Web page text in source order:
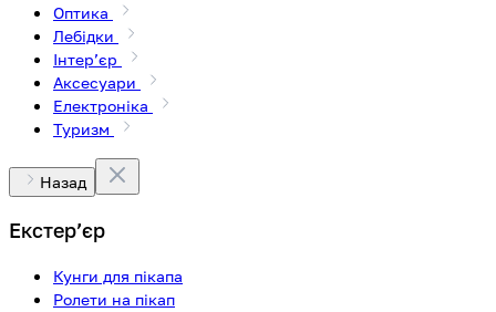
Оптика
Лебідки
Інтерʼєр
Аксесуари
Електроніка
Туризм
Назад
Екстерʼєр
Кунги для пікапа
Ролети на пікап